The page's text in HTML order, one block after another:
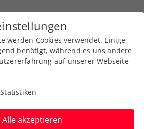
werden Cookies verwendet. Einige
benötigt, während es uns andere
auf unserer Webseite
Statistiken
Alle akzeptieren